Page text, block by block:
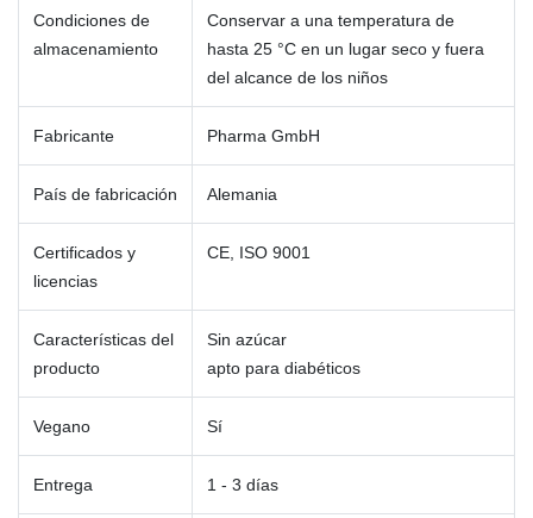
Condiciones de
almacenamiento
Conservar a una temperatura de
hasta 25 °C en un lugar seco y fuera
del alcance de los niños
Fabricante Pharma GmbH
País de fabricación Alemania
Certificados y
licencias
CE, ISO 9001
Características del
producto
Sin azúcar
apto para diabéticos
Vegano Sí
Entrega 1 - 3 días